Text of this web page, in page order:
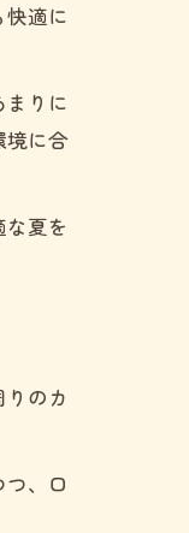
適に
りに
境に合
夏を
のカ
、口